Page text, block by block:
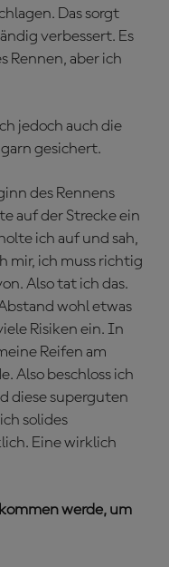
Das sorgt
verbessert. Es
Rennen, aber ich
jedoch auch die
gesichert.
des Rennens
auf der Strecke ein
ich auf und sah,
mir, ich muss richtig
Also tat ich das.
wohl etwas
Risiken ein. In
Reifen am
Also beschloss ich
diese superguten
solides
Eine wirklich
werde, um